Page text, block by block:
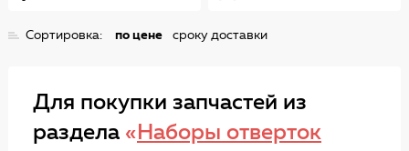
Сортировка: по цене сроку доставки
Для покупки запчастей из
раздела « Наборы отверток